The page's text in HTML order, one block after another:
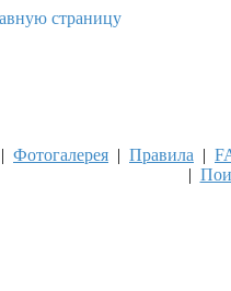
| Фотогалерея | Правила |
|